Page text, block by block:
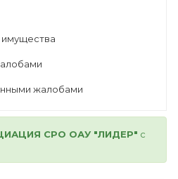
имущества
жалобами
СРО ОАУ "ЛИДЕР" с